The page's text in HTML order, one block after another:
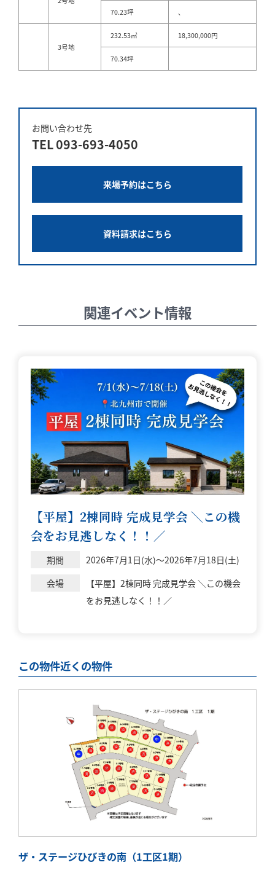
70.23坪
、
3号地
232.53㎡ 18,300,000円
70.34坪
お問い合わせ先
TEL093-693-4050
来場予約はこちら
資料請求はこちら
関連イベント情報
【平屋】2棟同時 完成見学会 ＼この機
会をお見逃しなく！！／
期間
2026年7月1日(水)～2026年7月18日(土)
会場
【平屋】2棟同時 完成見学会 ＼この機会
をお見逃しなく！！／
この物件近くの物件
ザ・ステージひびきの南（1工区1期）